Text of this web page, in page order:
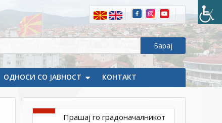
ОДНОСИ СО ЈАВНОСТ КОНТАКТ
на
КП
4832,
и
КП
5403
–
КО
Габрово
Прашај го градоначалникот